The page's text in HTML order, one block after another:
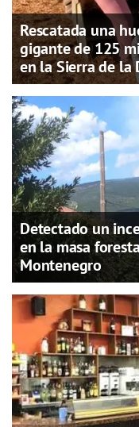
Rescatada una
gigante de 125
en la Sierra de la
Detectado un
en la masa
Montenegro